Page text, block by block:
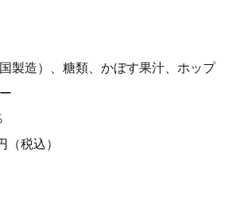
製造）、糖類、かぼす果汁、ホップ
税込）